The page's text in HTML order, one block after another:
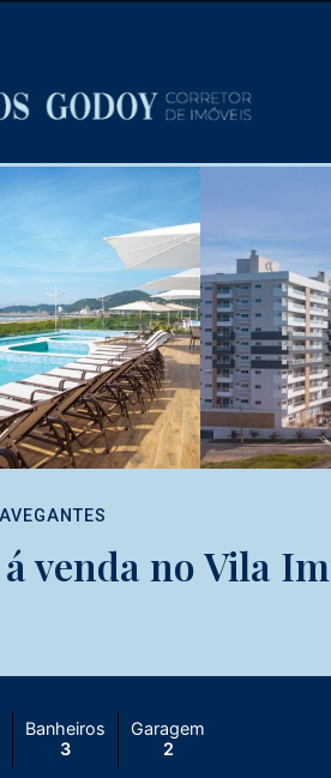
venda no Vila
Banheiros
3
Garagem
2